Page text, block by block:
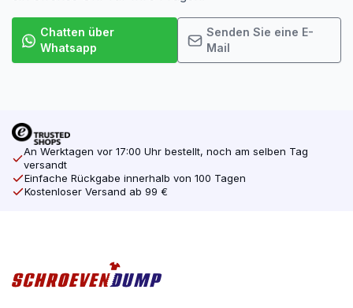
Chatten über
Whatsapp
Senden Sie eine E-
Mail
An Werktagen vor 17:00 Uhr bestellt, noch am selben Tag
versandt
Einfache Rückgabe innerhalb von 100 Tagen
Kostenloser Versand ab 99 €